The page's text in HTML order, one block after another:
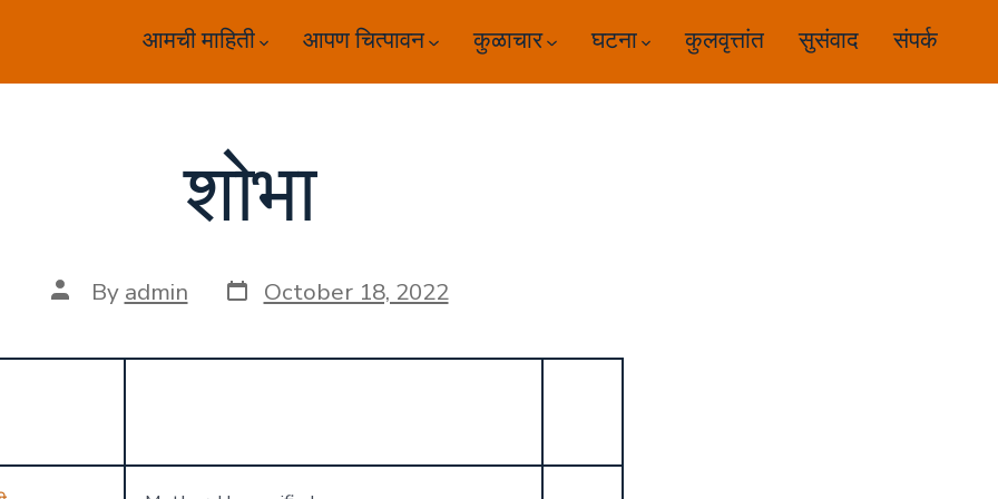
आमची माहिती आपण चित्पावन कुळाचार घटना कुलवृत्तांत सुसंवाद संपर्क
शोभा
Post
author
By admin Post
date
October 18, 2022